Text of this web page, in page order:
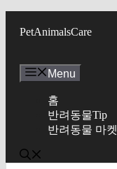
PetAnimalsCare
Menu
홈
반려동물Tip
반려동물 마켓